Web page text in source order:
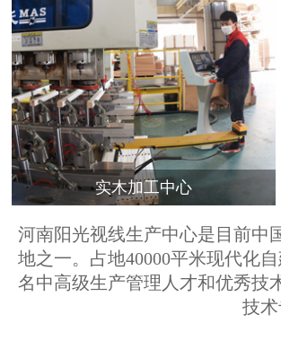
实木加工中心
河南阳光视线生产中心是目前中
地之一。占地40000平米现代化
名中高级生产管理人才和优秀技
技术